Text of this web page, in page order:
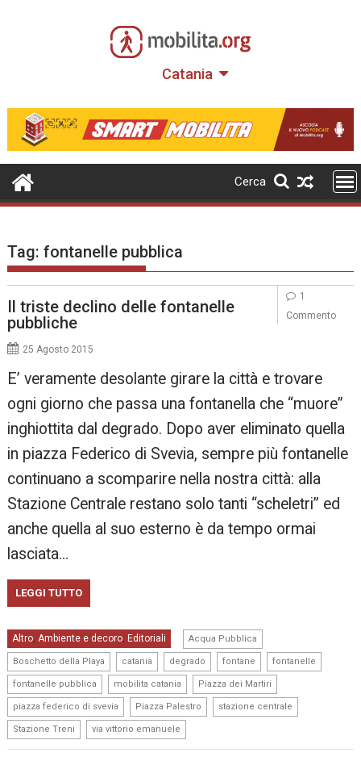
Catania
Cerca
Tag:fontanelle pubblica
Il triste declino delle fontanelle
pubbliche
25 Agosto 2015
E’ veramente desolante girare la città e trovare
ogni giorno che passa una fontanella che “muore”
inghiottita dal degrado. Dopo aver eliminato quella
in piazza Federico di Svevia, sempre più fontanelle
continuano a scomparire nella nostra città: alla
Stazione Centrale restano solo tanti “scheletri” ed
anche quella al suo esterno è da tempo ormai
lasciata…
LEGGI TUTTO
Altro,Ambiente e decoro, Editoriali Acqua Pubblica
Boschetto della Playa catania degrado fontane fontanelle
fontanelle pubblica mobilita catania Piazza dei Martiri
piazza federico di svevia Piazza Palestro stazione centrale
Stazione Treni via vittorio emanuele
1
Commento